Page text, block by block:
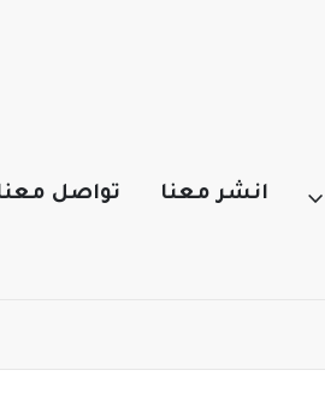
انشر معنا تواصل